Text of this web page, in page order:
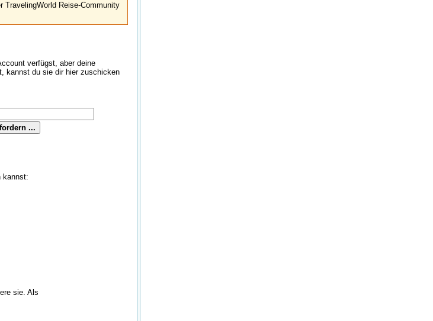
TravelingWorld Reise-Community
verfügst, aber deine
kannst du sie dir hier zuschicken
kannst:
sie. Als